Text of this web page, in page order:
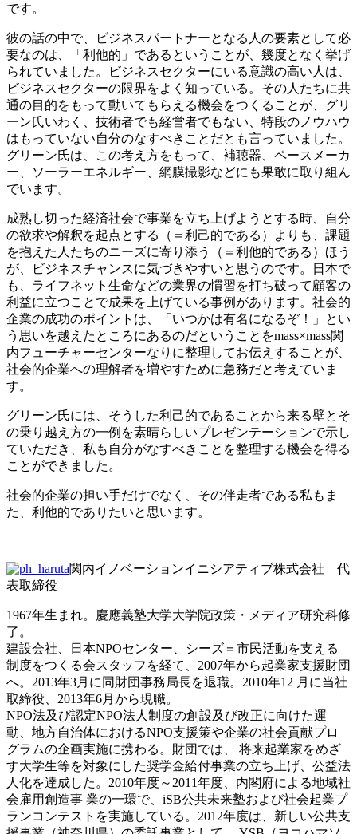
です。
彼の話の中で、ビジネスパートナーとなる人の要素として必
要なのは、「利他的」であるということが、幾度となく挙げ
られていました。ビジネスセクターにいる意識の高い人は、
ビジネスセクターの限界をよく知っている。その人たちに共
通の目的をもって動いてもらえる機会をつくることが、グリ
ーン氏いわく、技術者でも経営者でもない、特段のノウハウ
はもっていない自分のなすべきことだとも言っていました。
グリーン氏は、この考え方をもって、補聴器、ペースメーカ
ー、ソーラーエネルギー、網膜撮影などにも果敢に取り組ん
でいます。
成熟し切った経済社会で事業を立ち上げようとする時、自分
の欲求や解釈を起点とする（＝利己的である）よりも、課題
を抱えた人たちのニーズに寄り添う（＝利他的である）ほう
が、ビジネスチャンスに気づきやすいと思うのです。日本で
も、ライフネット生命などの業界の慣習を打ち破って顧客の
利益に立つことで成果を上げている事例があります。社会的
企業の成功のポイントは、「いつかは有名になるぞ！」とい
う思いを越えたところにあるのだということをmass×mass関
内フューチャーセンターなりに整理してお伝えすることが、
社会的企業への理解者を増やすために急務だと考えていま
す。
グリーン氏には、そうした利己的であることから来る壁とそ
の乗り越え方の一例を素晴らしいプレゼンテーションで示し
ていただき、私も自分がなすべきことを整理する機会を得る
ことができました。
社会的企業の担い手だけでなく、その伴走者である私もま
た、利他的でありたいと思います。
関内イノベーションイニシアティブ株式会社 代
表取締役
1967年生まれ。慶應義塾大学大学院政策・メディア研究科修
了。
建設会社、日本NPOセンター、シーズ＝市民活動を支える
制度をつくる会スタッフを経て、2007年から起業家支援財団
へ。2013年3月に同財団事務局長を退職。2010年12 月に当社
取締役、2013年6月から現職。
NPO法及び認定NPO法人制度の創設及び改正に向けた運
動、地方自治体におけるNPO支援策や企業の社会貢献プロ
グラムの企画実施に携わる。財団では、 将来起業家をめざ
す大学生等を対象にした奨学金給付事業の立ち上げ、公益法
人化を達成した。2010年度～2011年度、内閣府による地域社
会雇用創造事 業の一環で、iSB公共未来塾および社会起業プ
ランコンテストを実施している。2012年度は、新しい公共支